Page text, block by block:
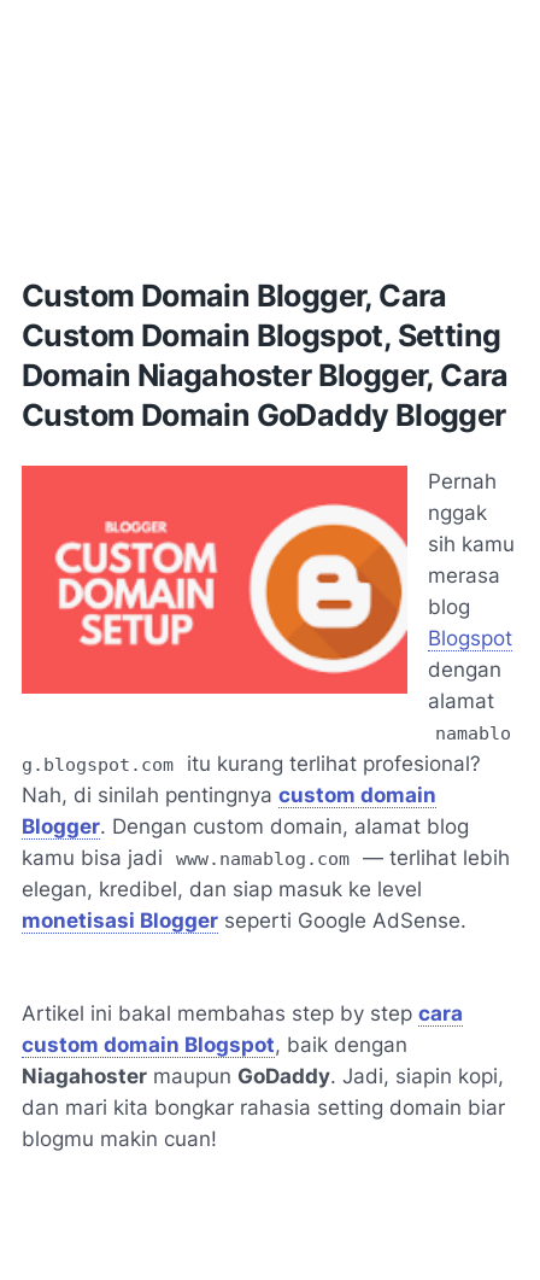
Custom Domain Blogger, Cara
Custom Domain Blogspot, Setting
Domain Niagahoster Blogger, Cara
Custom Domain GoDaddy Blogger
Pernah
nggak
sih kamu
merasa
blog
Blogspot
dengan
alamat
namablo
g.blogspot.com
itu kurang terlihat profesional?
Nah, di sinilah pentingnya custom domain
Blogger. Dengan custom domain, alamat blog
kamu bisa jadi
www.namablog.com
— terlihat lebih
elegan, kredibel, dan siap masuk ke level
monetisasi Blogger seperti Google AdSense.
Artikel ini bakal membahas step by step cara
custom domain Blogspot, baik dengan
Niagahoster maupun GoDaddy. Jadi, siapin kopi,
dan mari kita bongkar rahasia setting domain biar
blogmu makin cuan!